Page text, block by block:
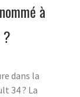
à
dans la
34 ? La